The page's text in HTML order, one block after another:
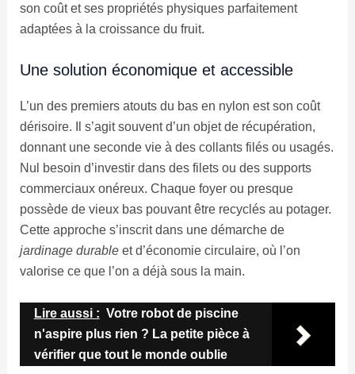
son coût et ses propriétés physiques parfaitement
adaptées à la croissance du fruit.
Une solution économique et accessible
L’un des premiers atouts du bas en nylon est son coût
dérisoire. Il s’agit souvent d’un objet de récupération,
donnant une seconde vie à des collants filés ou usagés.
Nul besoin d’investir dans des filets ou des supports
commerciaux onéreux. Chaque foyer ou presque
possède de vieux bas pouvant être recyclés au potager.
Cette approche s’inscrit dans une démarche de
jardinage durableet d’économie circulaire, où l’on
valorise ce que l’on a déjà sous la main.
Lire aussi : Votre robot de piscine
n'aspire plus rien ? La petite pièce à
vérifier que tout le monde oublie